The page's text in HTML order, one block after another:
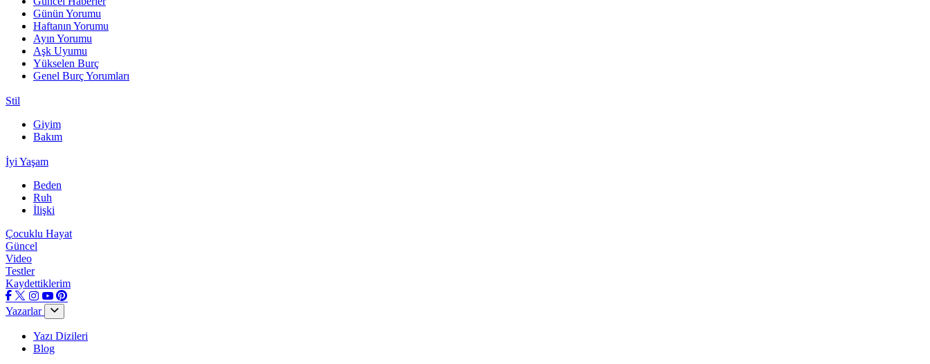
Günün Yorumu
Haftanın Yorumu
Ayın Yorumu
Aşk Uyumu
Yükselen Burç
Genel Burç Yorumları
Stil
Giyim
Bakım
İyi Yaşam
Beden
Ruh
İlişki
Çocuklu Hayat
Güncel
Video
Testler
Kaydettiklerim
Yazarlar
Yazı Dizileri
Blog